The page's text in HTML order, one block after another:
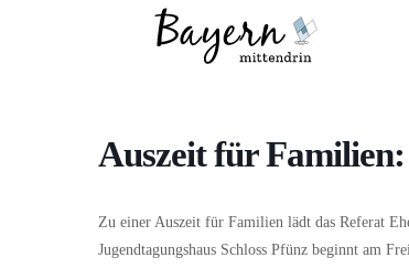
Auszeit für Familien:
Zu einer Auszeit für Familien lädt das Referat
Jugendtagungshaus Schloss Pfünz beginnt am